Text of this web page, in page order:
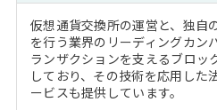
仮想通貨交換所の運営と、独自
を行う業界のリーディングカン
ランザクションを支えるブロッ
しており、その技術を応用した
ービスも提供しています。